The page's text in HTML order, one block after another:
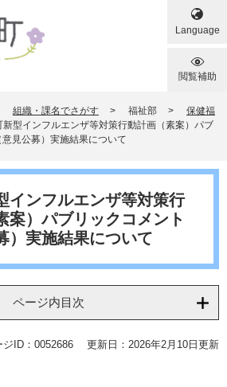
Language
閲覧補助
組織・課名でさがす > 福祉部 >
保健福
新型インフルエンザ等対策行動計画（素案）パブ
見公募）実施結果について
インフルエンザ等対策行
案）パブリックコメント
）実施結果について
ページ内目次
ジID：0052686 更新日：2026年2月10日更新